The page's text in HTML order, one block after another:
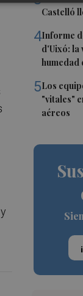
Castelló
4Informe
d'Uixó: la
humedad
5Los
"vitales"
aéreos